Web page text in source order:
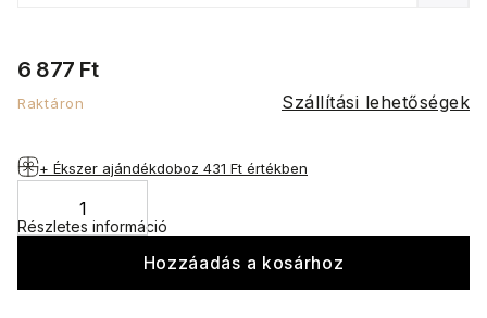
6 877 Ft
Raktáron Szállítási lehetőségek
Hozzáadás a kosárhoz
+ Ékszer ajándékdoboz 431 Ft értékben
Részletes információ